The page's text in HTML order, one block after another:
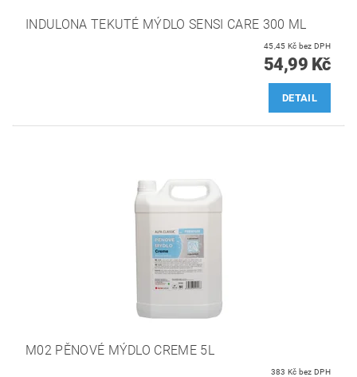
INDULONA TEKUTÉ MÝDLO SENSI CARE 300 ML
45,45 Kč bez DPH
54,99 Kč
DETAIL
M02 PĚNOVÉ MÝDLO CREME 5L
383 Kč bez DPH